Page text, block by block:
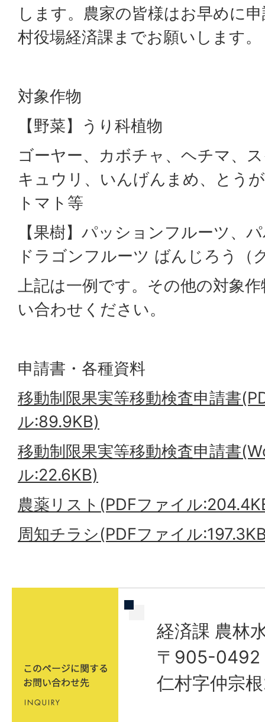
します。農家の皆様はお早めに
村役場経済課までお願いします。
対象作物
【野菜】うり科植物
ゴーヤー、カボチャ、ヘチマ、
キュウリ、いんげんまめ、とう
トマト等
【果樹】パッションフルーツ、
ドラゴンフルーツ ばんじろう（
上記は一例です。その他の対象
い合わせください。
申請書・各種資料
移動制限果実等移動検査申請書
ル:89.9KB)
移動制限果実等移動検査申請書
ル:22.6KB)
農薬リスト(PDFファイル
周知チラシ(PDFファイル
経済課 農林
〒905-0492
仁村字仲宗